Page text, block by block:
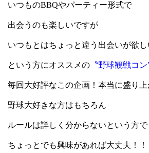
いつものBBQやパーティー形式で
出会うのも楽しいですが
いつもとはちょっと違う出会いが欲し
という方にオススメの 〝野球観戦コン
毎回大好評なこの企画！本当に盛り上
野球大好きな方はもちろん
ルールは詳しく分からないという方
ちょっとでも興味があれば大丈夫！！